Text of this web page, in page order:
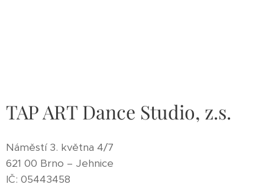
TAP ART Dance Studio, z.s.
Náměstí 3. května 4/7
621 00 Brno – Jehnice
IČ: 05443458